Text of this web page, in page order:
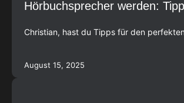
Hörbuchsprecher werden:
Christian, hast du Tipps für den
August 15, 2025